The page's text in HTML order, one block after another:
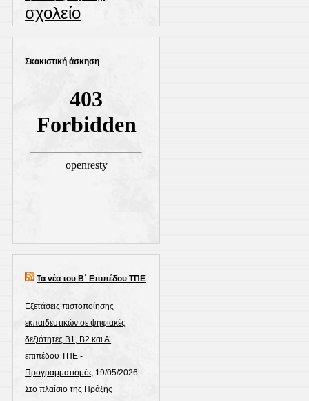
σχολείο
Σκακιστική άσκηση
Τα νέα του Β΄ Επιπέδου ΤΠΕ
Εξετάσεις πιστοποίησης
εκπαιδευτικών σε ψηφιακές
δεξιότητες Β1, Β2 και Α’
επιπέδου ΤΠΕ -
Προγραμματισμός 19/05/2026
Στο πλαίσιο της Πράξης